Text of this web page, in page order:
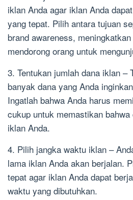
iklan Anda agar iklan Anda
yang tepat. Pilih antara tujuan
brand awareness,
mendorong orang untuk
3. Tentukan jumlah dana iklan –
banyak dana yang Anda
Ingatlah bahwa Anda harus
cukup untuk memastikan
iklan Anda.
4. Pilih jangka waktu iklan –
lama iklan Anda akan berjalan.
tepat agar iklan Anda dapat
waktu yang dibutuhkan.